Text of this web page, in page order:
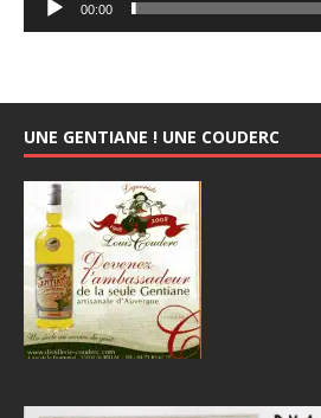
00:00
UNE GENTIANE ! UNE COUDERC